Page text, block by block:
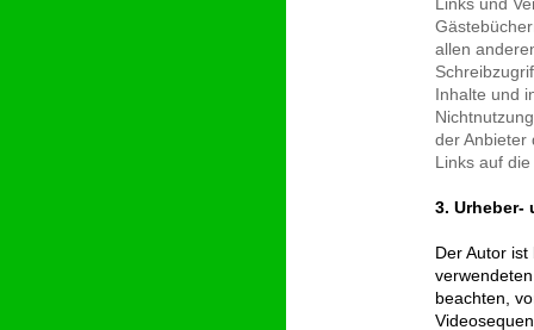
Links und
allen
Inhalte und
der Anbieter
Links auf
3. Urheber-
Der Autor
beachten,